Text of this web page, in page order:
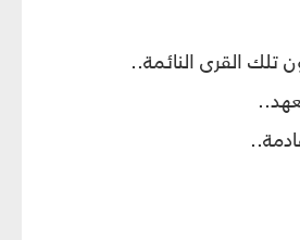
القرى النائمة..